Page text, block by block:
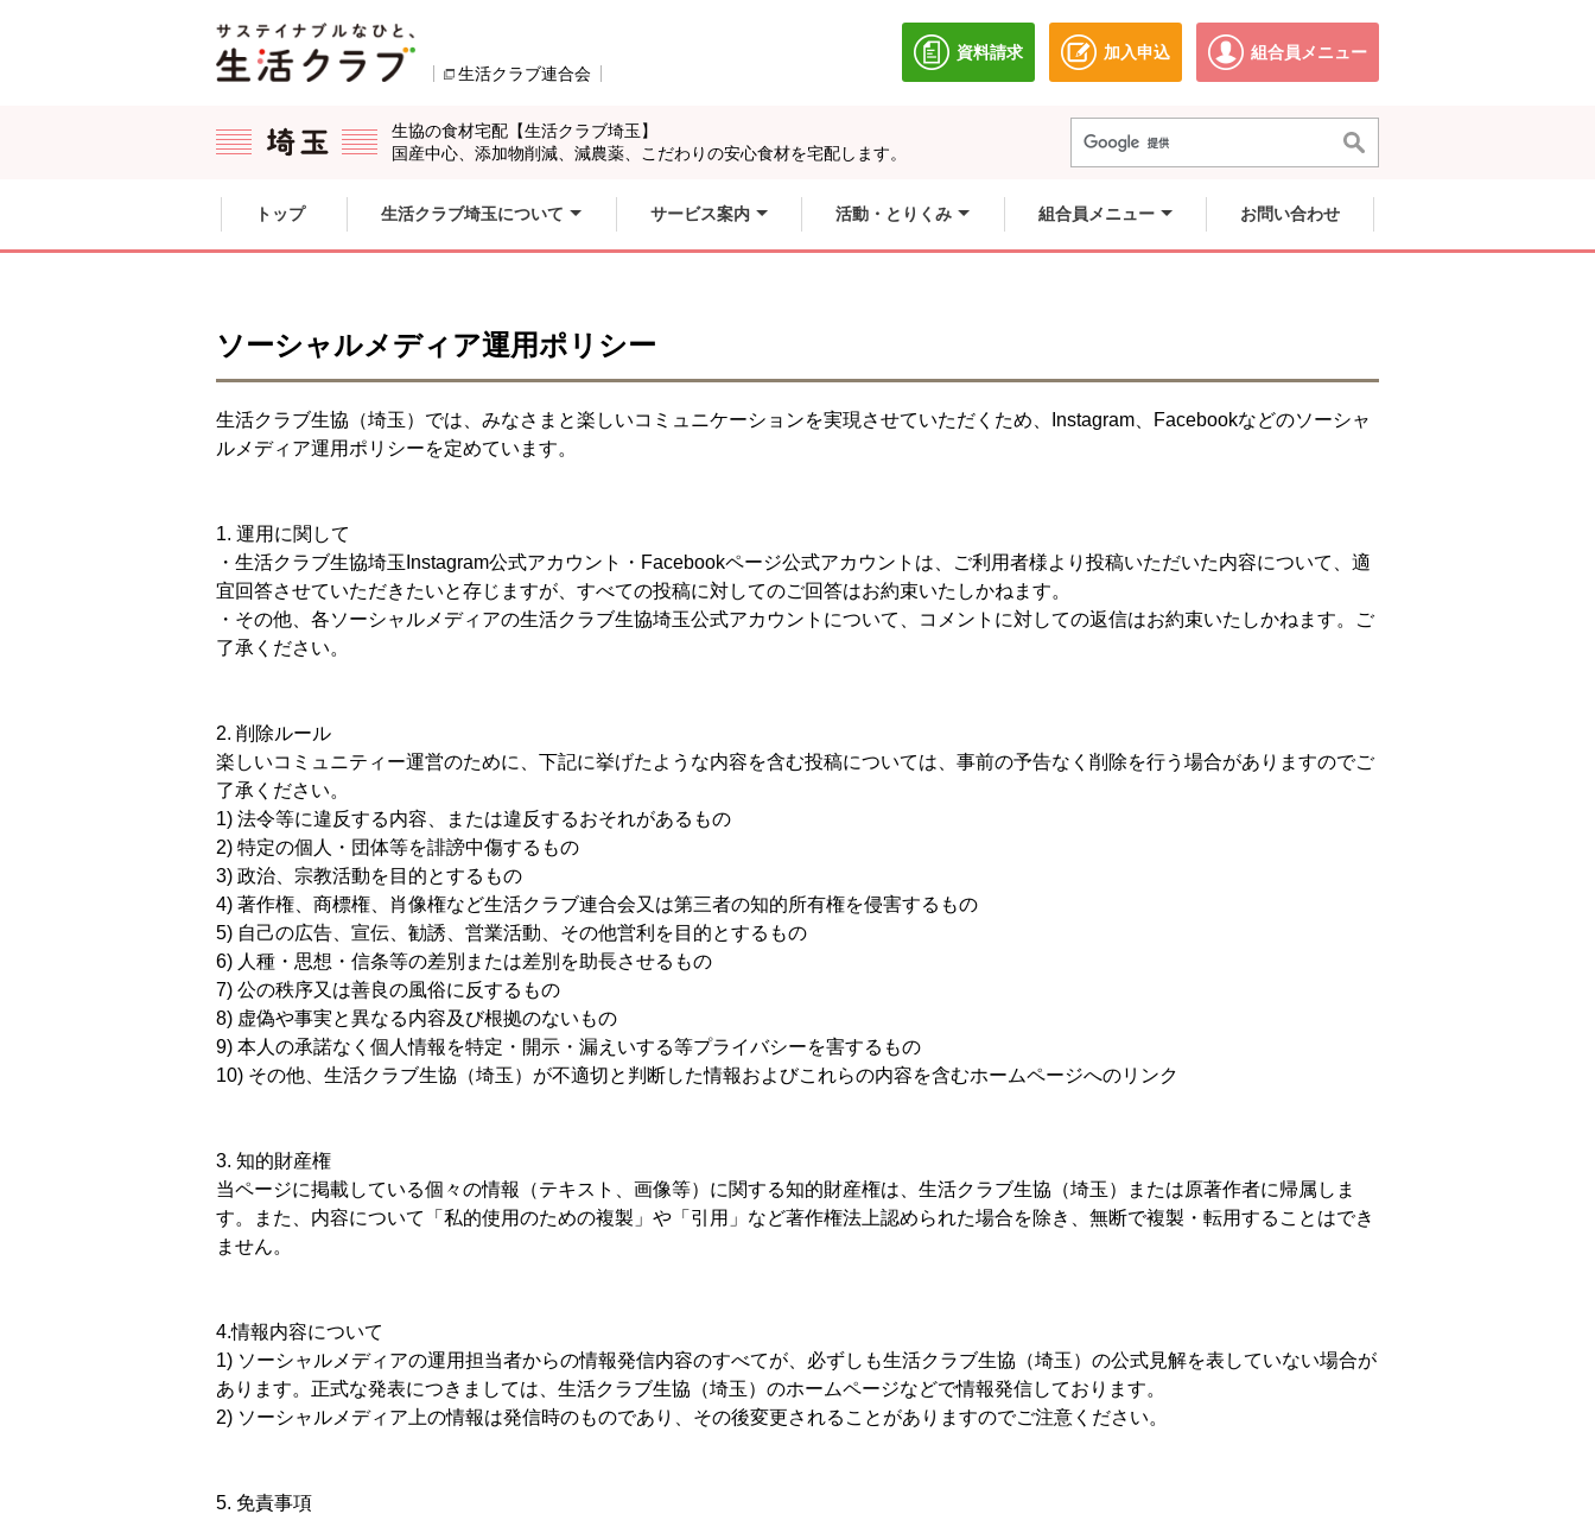
生活クラブ連合会
資料請求
別のウィンドウで開きます。
加入申込
別のウィンドウで開きます。
組合員メニュー
別のウィンドウで開きます。
生協の食材宅配【生活クラブ埼玉】
国産中心、添加物削減、減農薬、こだわりの安心食材を宅配します。
ここからサイト内共通メニューです。
サイト内共通メニューをスキップする
トップ 生活クラブ埼玉について サービス案内 活動・とりくみ 組合員メニュー お問い合わせ
ソーシャルメディア運用ポリシー
生活クラブ生協（埼玉）では、みなさまと楽しいコミュニケーションを実現させていただくため、Instagram、Facebookなどのソーシャ
ルメディア運用ポリシーを定めています。
1. 運用に関して
・生活クラブ生協埼玉Instagram公式アカウント・Facebookページ公式アカウントは、ご利用者様より投稿いただいた内容について、適
宜回答させていただきたいと存じますが、すべての投稿に対してのご回答はお約束いたしかねます。
・その他、各ソーシャルメディアの生活クラブ生協埼玉公式アカウントについて、コメントに対しての返信はお約束いたしかねます。ご
了承ください。
2. 削除ルール
楽しいコミュニティー運営のために、下記に挙げたような内容を含む投稿については、事前の予告なく削除を行う場合がありますのでご
了承ください。
1) 法令等に違反する内容、または違反するおそれがあるもの
2) 特定の個人・団体等を誹謗中傷するもの
3) 政治、宗教活動を目的とするもの
4) 著作権、商標権、肖像権など生活クラブ連合会又は第三者の知的所有権を侵害するもの
5) 自己の広告、宣伝、勧誘、営業活動、その他営利を目的とするもの
6) 人種・思想・信条等の差別または差別を助長させるもの
7) 公の秩序又は善良の風俗に反するもの
8) 虚偽や事実と異なる内容及び根拠のないもの
9) 本人の承諾なく個人情報を特定・開示・漏えいする等プライバシーを害するもの
10) その他、生活クラブ生協（埼玉）が不適切と判断した情報およびこれらの内容を含むホームページへのリンク
3. 知的財産権
当ページに掲載している個々の情報（テキスト、画像等）に関する知的財産権は、生活クラブ生協（埼玉）または原著作者に帰属しま
す。また、内容について「私的使用のための複製」や「引用」など著作権法上認められた場合を除き、無断で複製・転用することはでき
ません。
4.情報内容について
1) ソーシャルメディアの運用担当者からの情報発信内容のすべてが、必ずしも生活クラブ生協（埼玉）の公式見解を表していない場合が
あります。正式な発表につきましては、生活クラブ生協（埼玉）のホームページなどで情報発信しております。
2) ソーシャルメディア上の情報は発信時のものであり、その後変更されることがありますのでご注意ください。
5. 免責事項